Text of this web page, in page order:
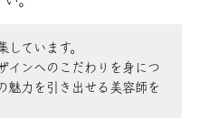
ています。
インへのこだわりを身につ
魅力を引き出せる美容師を